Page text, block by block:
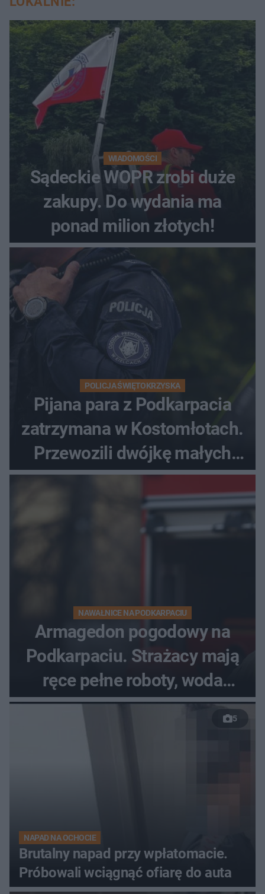
WIADOMOŚCI
Sądeckie WOPR zrobi duże
zakupy. Do wydania ma
ponad milion złotych!
POLICJA ŚWIĘTOKRZYSKA
Pijana para z Podkarpacia
zatrzymana w Kostomłotach.
Przewozili dwójkę małych
dzieci
NAWAŁNICE NA PODKARPACIU
Armagedon pogodowy na
Podkarpaciu. Strażacy mają
ręce pełne roboty, woda
zalewa posesje i budynki
5
NAPAD NA OCHOCIE
Brutalny napad przy wpłatomacie.
Próbowali wciągnąć ofiarę do auta